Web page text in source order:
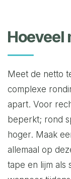
Hoeveel
Meet de netto
complexe
apart. Voor
beperkt; rond
hoger. Maak
allemaal op
tape en lijm als